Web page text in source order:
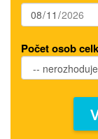
Počet osob